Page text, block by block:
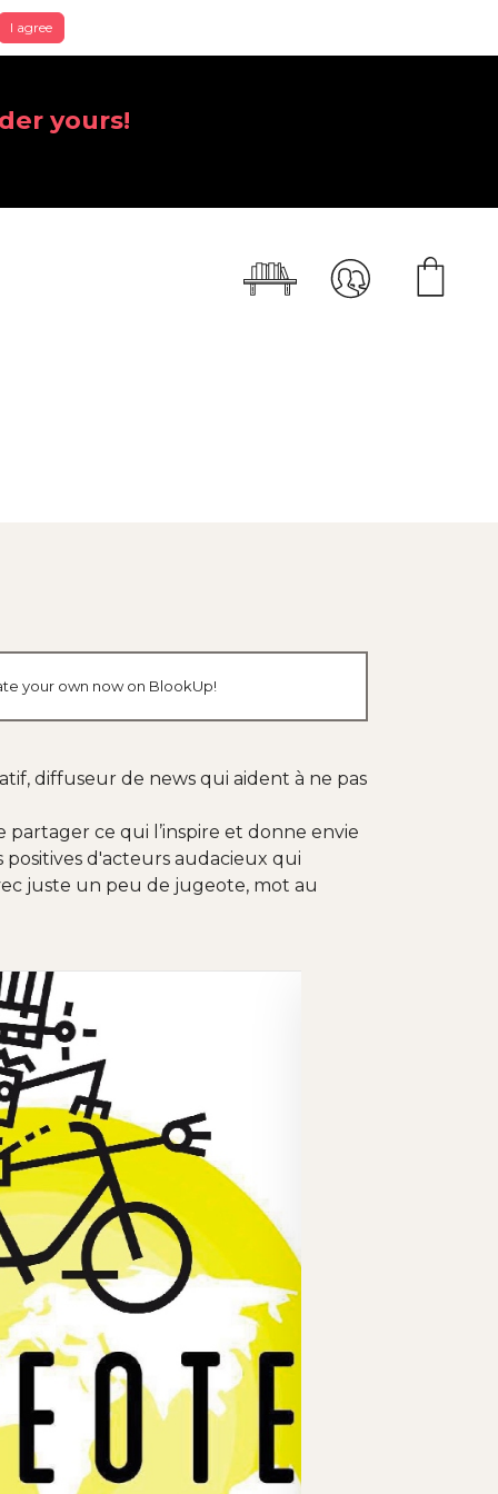
I agree
yours!
your own now on BlookUp!
diffuseur de news qui aident à ne pas
partager ce qui l’inspire et donne envie
positives d'acteurs audacieux qui
juste un peu de jugeote, mot au